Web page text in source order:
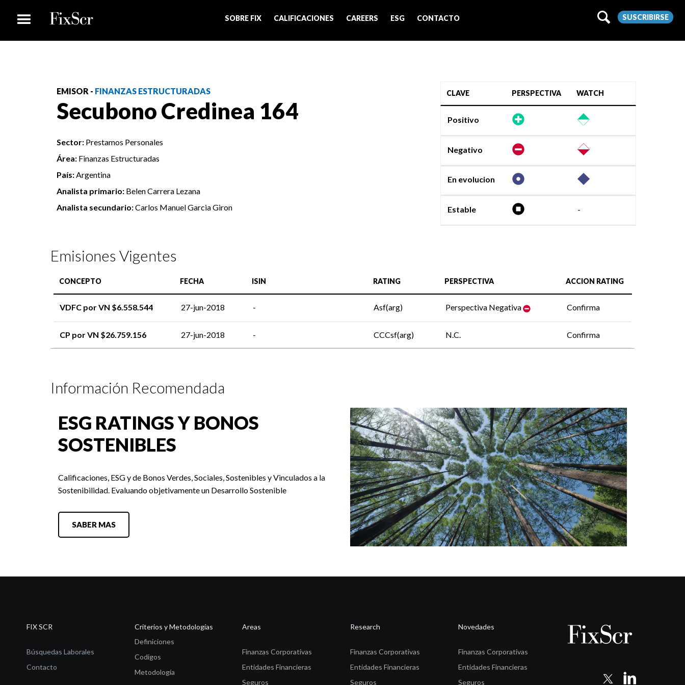
SOBRE FIX CALIFICACIONES CAREERS ESG CONTACTO SUSCRIBIRSE
EMISOR - FINANZAS ESTRUCTURADAS
Secubono Credinea 164
Sector: Prestamos Personales
Área: Finanzas Estructuradas
País:Argentina
Analista primario: Belen Carrera Lezana
Analista secundario:Carlos Manuel Garcia Giron
CLAVE PERSPECTIVA WATCH
Positivo
Negativo
En evolucion
Estable -
Emisiones Vigentes
CONCEPTO FECHA ISIN RATING PERSPECTIVA ACCION RATING
VDFC por VN $6.558.544 27-jun-2018 - Asf(arg) Perspectiva Negativa Confirma
CP por VN $26.759.156 27-jun-2018 - CCCsf(arg) N.C. Confirma
Información Recomendada
ESG RATINGS Y BONOS
SOSTENIBLES
Calificaciones, ESG y de Bonos Verdes, Sociales, Sostenibles y Vinculados a la
Sostenibilidad. Evaluando objetivamente un Desarrollo Sostenible
SABER MAS
FIX SCR
Búsquedas Laborales
Contacto
Criterios y Metodologías
Definiciones
Codigos
Metodología
Areas
Finanzas Corporativas
Entidades Financieras
Seguros
Research
Finanzas Corporativas
Entidades Financieras
Seguros
Novedades
Finanzas Corporativas
Entidades Financieras
Seguros